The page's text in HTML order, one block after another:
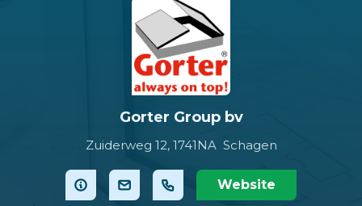
Gorter Group bv
Zuiderweg 12, 1741NA Schagen
Website